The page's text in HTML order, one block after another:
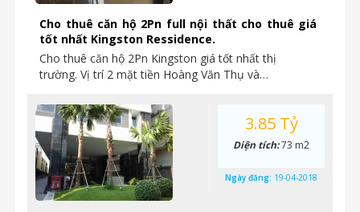
Cho thuê căn hộ 2Pn full nội thất cho thuê giá
tốt nhất Kingston Ressidence.
Cho thuê căn hộ 2Pn Kingston giá tốt nhất thị
trường. Vị trí 2 mặt tiền Hoàng Văn Thụ và…
3.85 Tỷ
Diện tích:73 m2
Ngày đăng: 19-04-2018